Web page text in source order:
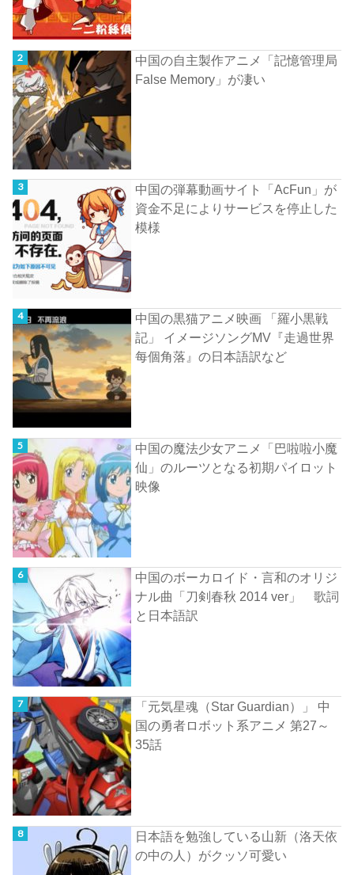
中国の自主製作アニメ「記憶管理局
False Memory」が凄い
中国の弾幕動画サイト「AcFun」が
資金不足によりサービスを停止した
模様
中国の黒猫アニメ映画 「羅小黒戦
記」 イメージソングMV『走過世界
每個角落』の日本語訳など
中国の魔法少女アニメ「巴啦啦小魔
仙」のルーツとなる初期パイロット
映像
中国のボーカロイド・言和のオリジ
ナル曲「刀剣春秋 2014 ver」 歌詞
と日本語訳
「元気星魂（Star Guardian）」 中
国の勇者ロボット系アニメ 第27～
35話
日本語を勉強している山新（洛天依
の中の人）がクッソ可愛い